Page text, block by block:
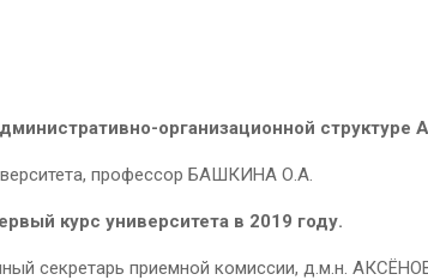
организационной
профессор БАШКИНА О.А.
курс университета в 2019 году.
секретарь приемной комиссии, д.м.н.